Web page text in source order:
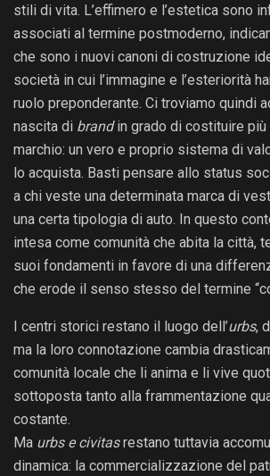
stili di vita. L’effimero e l’estetica sono
associati al termine postmoderno,
che sono i nuovi canoni di costruzione
società in cui l’immagine e l’esteriorità
ruolo preponderante. Ci troviamo quindi
nascita di brandin grado di costituire più
marchio: un vero e proprio sistema di
lo acquista. Basti pensare allo status
a chi veste una determinata marca di
una certa tipologia di auto. In questo
intesa come comunità che abita la città,
suoi fondamenti in favore di una
che erode il senso stesso del termine
I centri storici restano il luogo dell’urbs,
ma la loro connotazione cambia
comunità locale che li anima e li vive
sottoposta tanto alla frammentazione
costante.
Ma urbs e civitasrestano tuttavia
dinamica: la commercializzazione del